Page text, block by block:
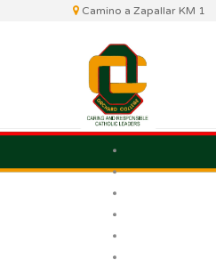
Camino a Zapallar KM 1